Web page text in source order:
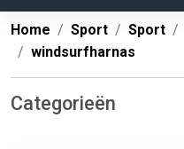
Home Sport Sport
windsurfharnas
Categorieën